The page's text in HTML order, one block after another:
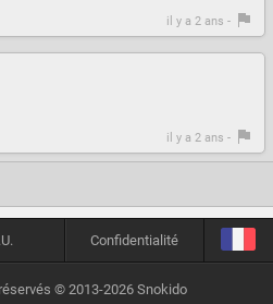
il y a 2 ans -
il y a 2 ans -
Confidentialité
© 2013-2026 Snokido